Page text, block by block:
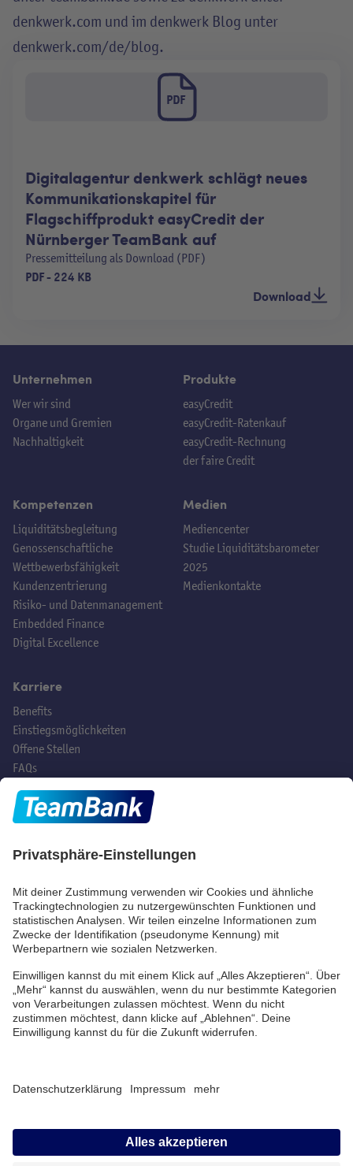
denkwerk.com und im denkwerk Blog unter
denkwerk.com/de/blog.
PDF
Digitalagentur denkwerk schlägt neues
Kommunikationskapitel für
Flagschiffprodukt easyCredit der
Nürnberger TeamBank auf
Pressemitteilung als Download (PDF)
PDF- 224 KB
Download
Unternehmen
Wer wir sind
Organe und Gremien
Nachhaltigkeit
Produkte
easyCredit
easyCredit-Ratenkauf
easyCredit-Rechnung
der faire Credit
Kompetenzen
Liquiditätsbegleitung
Genossenschaftliche
Wettbewerbsfähigkeit
Kundenzentrierung
Risiko- und Datenmanagement
Embedded Finance
Digital Excellence
Medien
Mediencenter
Studie Liquiditätsbarometer
2025
Medienkontakte
Karriere
Benefits
Einstiegsmöglichkeiten
Offene Stellen
FAQs
Hast du noch Fragen?
Beuthener Str. 25
Telefon:+49 (0) 911/53 90-
2000
E-Mail:info@teambank.de
Beschwerde
Datenschutz
Impressum
Barrierefreiheitserklärung